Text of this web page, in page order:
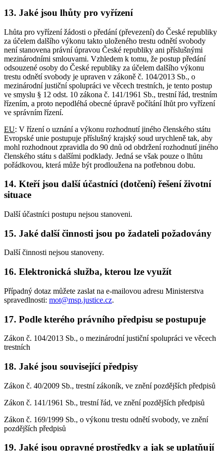
13. Jaké jsou lhůty pro vyřízení
Lhůta pro vyřízení žádosti o předání (převezení) do České republiky
za účelem dalšího výkonu takto uloženého trestu odnětí svobody
není stanovena právní úpravou České republiky ani příslušnými
mezinárodními smlouvami. Vzhledem k tomu, že postup předání
odsouzené osoby do České republiky za účelem dalšího výkonu
trestu odnětí svobody je upraven v zákoně č. 104/2013 Sb., o
mezinárodní justiční spolupráci ve věcech trestních, je tento postup
ve smyslu § 12 odst. 10 zákona č. 141/1961 Sb., trestní řád, trestním
řízením, a proto nepodléhá obecné úpravě počítání lhůt pro vyřízení
ve správním řízení.
EU: V řízení o uznání a výkonu rozhodnutí jiného členského státu
Evropské unie postupuje příslušný krajský soud urychleně tak, aby
mohl rozhodnout zpravidla do 90 dnů od obdržení rozhodnutí jiného
členského státu s dalšími podklady. Jedná se však pouze o lhůtu
pořádkovou, která může být prodloužena na potřebnou dobu.
14. Kteří jsou další účastníci (dotčení) řešení životní
situace
Další účastníci postupu nejsou stanoveni.
15. Jaké další činnosti jsou po žadateli požadovány
Další činnosti nejsou stanoveny.
16. Elektronická služba, kterou lze využít
Případný dotaz můžete zaslat na e-mailovou adresu Ministerstva
spravedlnosti: mot@msp.justice.cz.
17. Podle kterého právního předpisu se postupuje
Zákon č. 104/2013 Sb., o mezinárodní justiční spolupráci ve věcech
trestních
18. Jaké jsou související předpisy
Zákon č. 40/2009 Sb., trestní zákoník, ve znění pozdějších předpisů
Zákon č. 141/1961 Sb., trestní řád, ve znění pozdějších předpisů
Zákon č. 169/1999 Sb., o výkonu trestu odnětí svobody, ve znění
pozdějších předpisů
19. Jaké jsou opravné prostředky a jak se uplatňují